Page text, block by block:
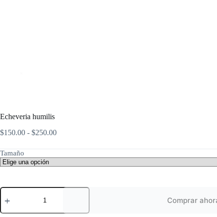
Echeveria humilis
$150.00 - $250.00Rango
precios:
desde
$150.00
Tamaño
Echeveria
humilis
Comprar